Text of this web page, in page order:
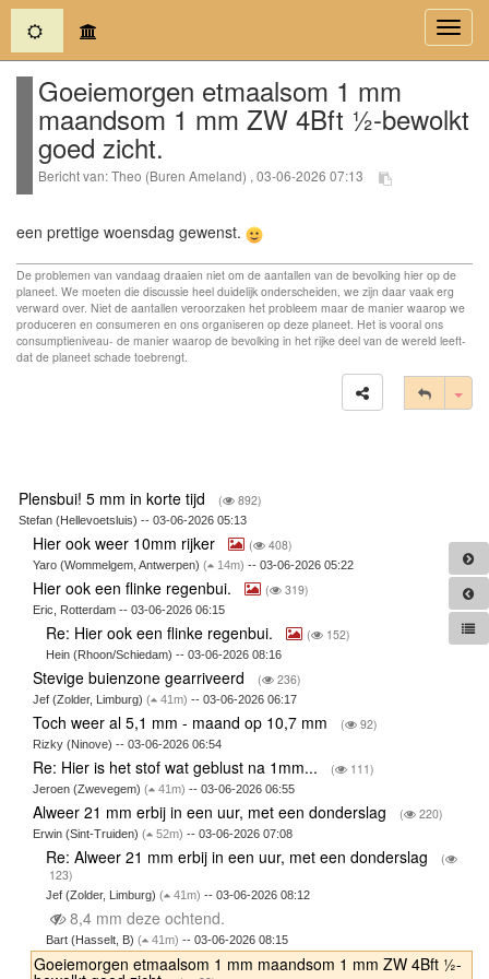
(current)
Goeiemorgen etmaalsom 1 mm
maandsom 1 mm ZW 4Bft ½-bewolkt
goed zicht.
Bericht van: Theo (Buren Ameland) , 03-06-2026 07:13
een prettige woensdag gewenst.
De problemen van vandaag draaien niet om de aantallen van de bevolking hier op de
planeet. We moeten die discussie heel duidelijk onderscheiden, we zijn daar vaak erg
verward over. Niet de aantallen veroorzaken het probleem maar de manier waarop we
produceren en consumeren en ons organiseren op deze planeet. Het is vooral ons
consumptieniveau- de manier waarop de bevolking in het rijke deel van de wereld leeft-
dat de planeet schade toebrengt.
Plensbui! 5 mm in korte tijd ( 892)
Stefan (Hellevoetsluis) -- 03-06-2026 05:13
Hier ook weer 10mm rijker ( 408)
Yaro (Wommelgem, Antwerpen) ( 14m) -- 03-06-2026 05:22
Hier ook een flinke regenbui. ( 319)
Eric, Rotterdam -- 03-06-2026 06:15
Re: Hier ook een flinke regenbui. ( 152)
Hein (Rhoon/Schiedam) -- 03-06-2026 08:16
Stevige buienzone gearriveerd ( 236)
Jef (Zolder, Limburg) ( 41m) -- 03-06-2026 06:17
Toch weer al 5,1 mm - maand op 10,7 mm ( 92)
Rizky (Ninove) -- 03-06-2026 06:54
Re: Hier is het stof wat geblust na 1mm... ( 111)
Jeroen (Zwevegem) ( 41m) -- 03-06-2026 06:55
Alweer 21 mm erbij in een uur, met een donderslag ( 220)
Erwin (Sint-Truiden) ( 52m) -- 03-06-2026 07:08
Re: Alweer 21 mm erbij in een uur, met een donderslag
(
123)
Jef (Zolder, Limburg)( 41m) -- 03-06-2026 08:12
8,4 mm deze ochtend.
Bart (Hasselt, B)( 41m) -- 03-06-2026 08:15
Goeiemorgen etmaalsom 1 mm maandsom 1 mm ZW 4Bft ½-